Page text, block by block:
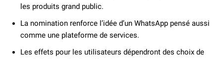
les produits grand public.
La nomination renforce l’idée d’un WhatsApp pensé aussi
comme une plateforme de services.
Les effets pour les utilisateurs dépendront des choix de